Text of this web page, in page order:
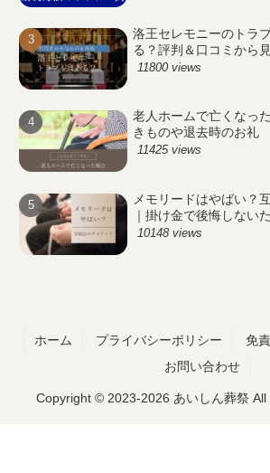
洛王セレモニーのトラ
る？評判＆口コミから
11800 views
老人ホームで亡くなっ
きものや退去時のお礼
11425 views
メモリードはやばい？
｜掛け金で後悔しない
10148 views
ホーム プライバシーポリシー 免
お問い合わせ
Copyright © 2023-2026 あいしん葬祭 All